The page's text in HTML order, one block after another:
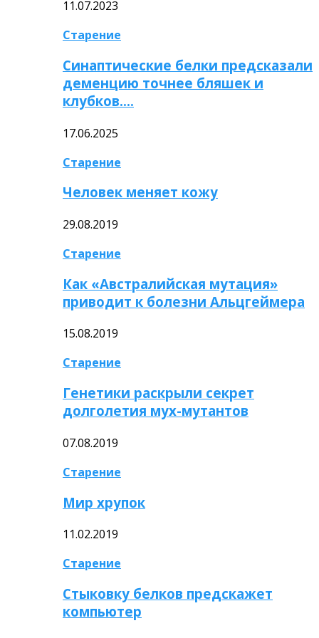
11.07.2023
Старение
Синаптические белки предсказали
деменцию точнее бляшек и
клубков….
17.06.2025
Старение
Человек меняет кожу
29.08.2019
Старение
Как «Австралийская мутация»
приводит к болезни Альцгеймера
15.08.2019
Старение
Генетики раскрыли секрет
долголетия мух-мутантов
07.08.2019
Старение
Мир хрупок
11.02.2019
Старение
Стыковку белков предскажет
компьютер